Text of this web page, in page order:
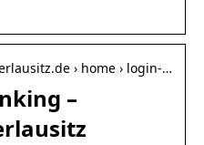
› home › login-…
–